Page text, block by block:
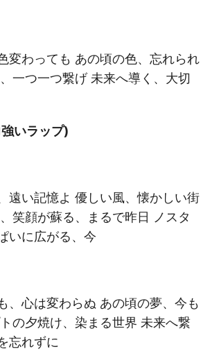
変わっても あの頃の色、忘れられ
一つ一つ繋げ 未来へ導く、大切
いラップ)
遠い記憶よ 優しい風、懐かしい街
笑顔が蘇る、まるで昨日 ノスタ
いに広がる、今
、心は変わらぬ あの頃の夢、今も
の夕焼け、染まる世界 未来へ繋
忘れずに